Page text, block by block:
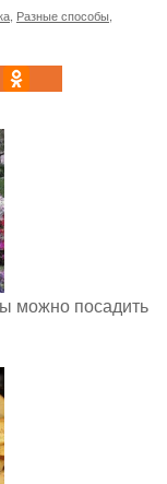
, Разные способы,
можно посадить